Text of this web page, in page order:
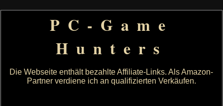
PC-Game
Hunters
Die Webseite enthält bezahlte Affiliate-Links. Als Amazon-
Partner verdiene ich an qualifizierten Verkäufen.